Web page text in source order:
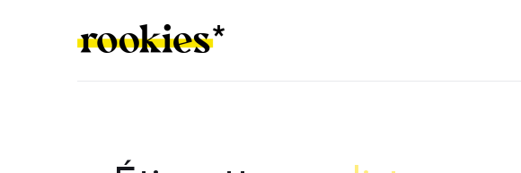
LES ROOKIES